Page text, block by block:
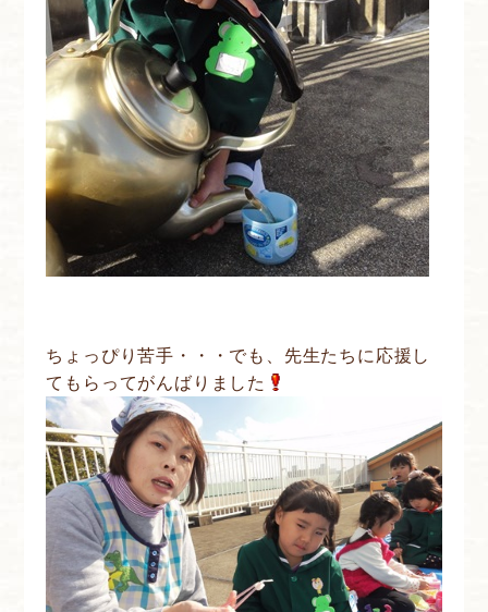
ちょっぴり苦手・・・でも、先生たちに応援し
てもらってがんばりました